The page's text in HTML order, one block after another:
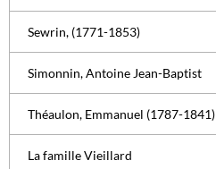
Sewrin, (1771-1853)
Simonnin, Antoine Jean-Baptist
Théaulon, Emmanuel (1787-1841)
La famille Vieillard